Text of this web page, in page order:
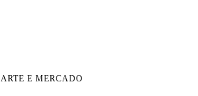
ARTE E MERCADO